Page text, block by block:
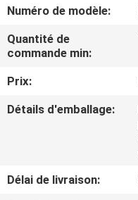
À
PROPOS
NOUS
L'USINE
Numéro de modèle:
Quantité de
commande min:
Prix:
Détails d'emballage:
Délai de livraison: